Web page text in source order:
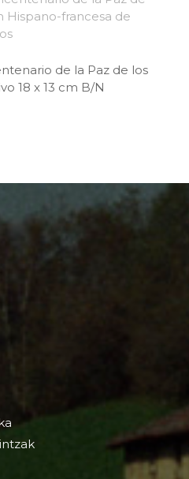
de la Paz de los
18 x 13 cm B/N